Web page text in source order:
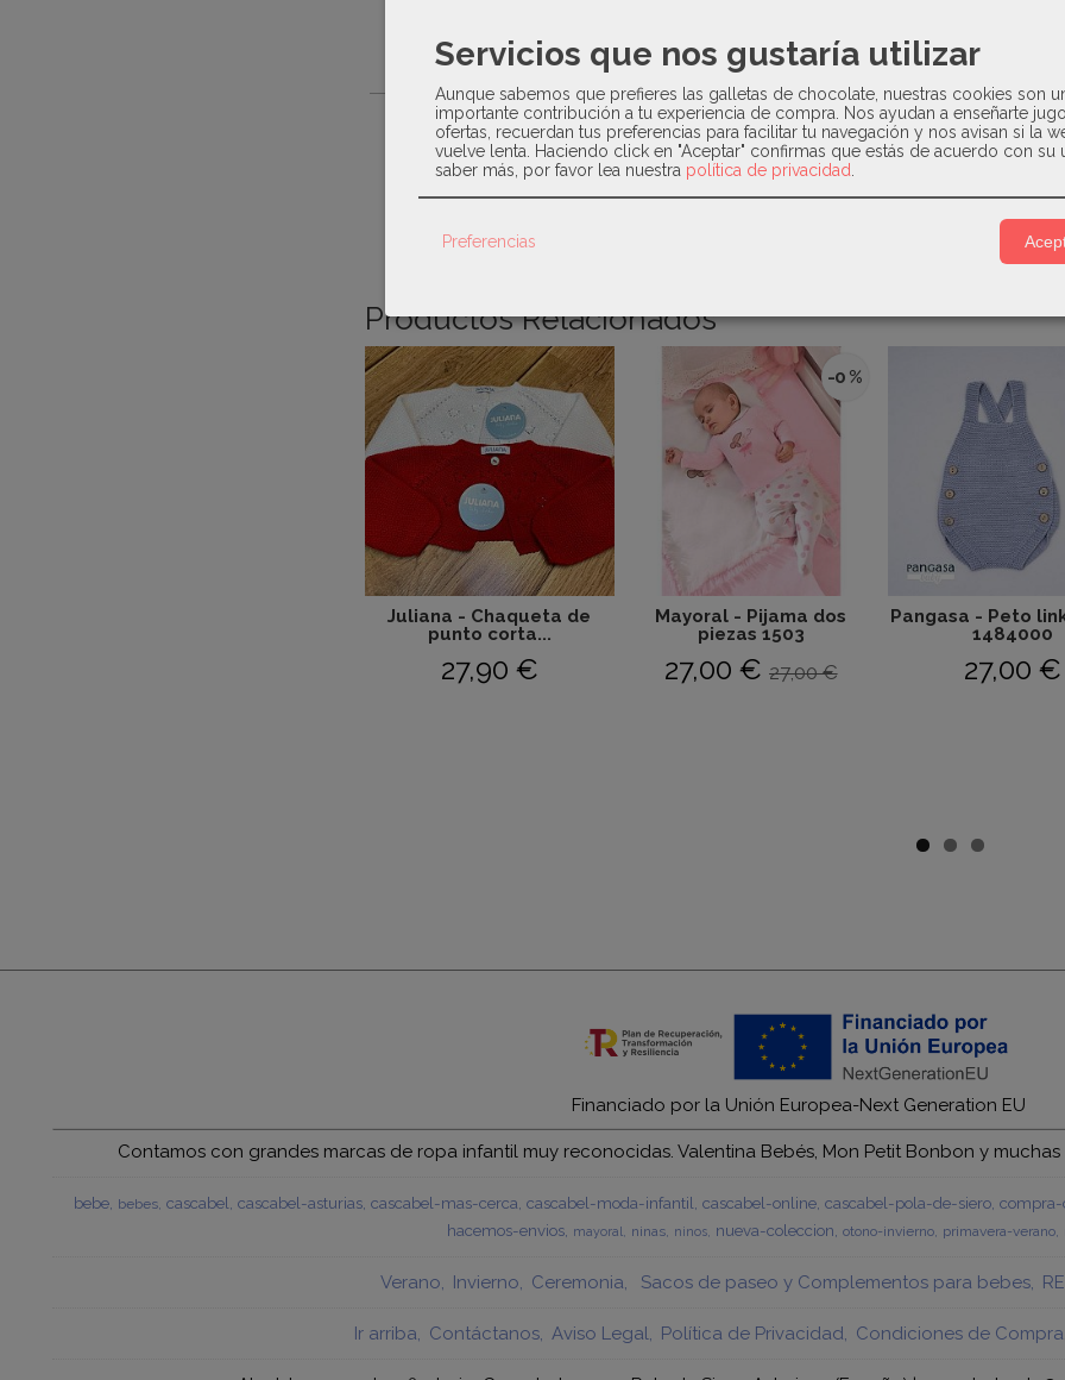
DESCRIPCIÓN COSTES DE ENVÍO
Mayoral Otoño / Invierno
Cierre con botones. Cómodo tejido de sarga de gran resistencia. Bolsillos
Productos Relacionados
Juliana - Chaqueta de
punto corta...
27,90 €
-0 %
Mayoral - Pijama dos
piezas 1503
27,00 € 27,00 €
Pangasa - Peto
1484000
27,00 €
Financiado por la Unión Europea-Next Generation EU
Contamos con grandes marcas de ropa infantil muy reconocidas. Valentina Bebés, Mon Petit Bonbon y
bebe bebes cascabel cascabel-asturias cascabel-mas-cerca cascabel-moda-infantil cascabel-online cascabel-pola-de-siero
hacemos-envios mayoral ninas ninos nueva-coleccion otono-invierno primavera-verano
Verano Invierno Ceremonia Sacos de paseo y Complementos para bebes
Ir arriba Contáctanos Aviso Legal Política de Privacidad Condiciones de Compra
Servicios que nos gustaría utilizar
Aunque sabemos que prefieres las galletas de chocolate, nuestras cookies son
importante contribución a tu experiencia de compra. Nos ayudan a enseñarte
ofertas, recuerdan tus preferencias para facilitar tu navegación y nos avisan si la
vuelve lenta. Haciendo click en "Aceptar" confirmas que estás de acuerdo con su
saber más, por favor lea nuestra política de privacidad.
Preferencias